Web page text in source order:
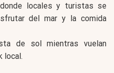
locales y turistas se
del mar y la comida
de sol mientras vuelan
local.